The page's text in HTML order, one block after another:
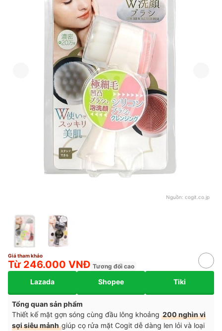
Nguồn: cogit.co.jp
Giá tham khảo
Từ 246.000 VNĐ Tương đối cao
Lazada Shopee Tiki
Tổng quan sản phẩm
Thiết kế mặt gợn sóng cùng đầu lông khoảng 200 nghìn vi
sợi siêu mảnhgiúp cọ rửa mặt Cogit dễ dàng len lỏi và loại